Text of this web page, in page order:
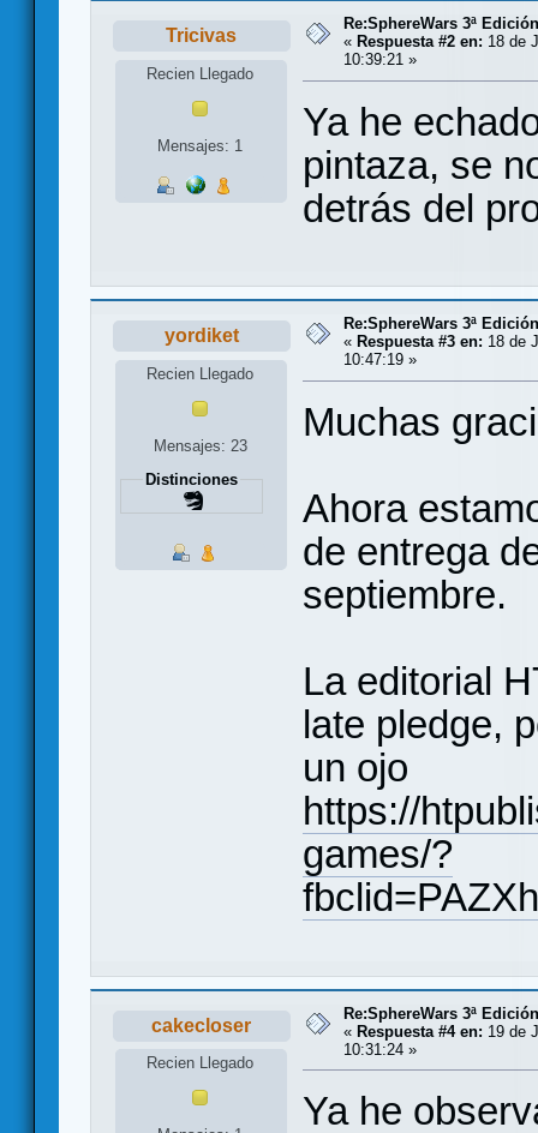
Tricivas
Recien Llegado
Mensajes: 1
Re:SphereWars 3ª
« Respuesta #2 en: 18 de
10:39:21 »
Ya he
pintaza, se
detrás del
yordiket
Recien Llegado
Mensajes: 23
Distinciones
Re:SphereWars 3ª
« Respuesta #3 en: 18 de
10:47:19 »
Muchas
Ahora
de entrega
septiembre.
La editorial
late pledge,
un ojo
https://
games/?
cakecloser
Recien Llegado
Re:SphereWars 3ª
« Respuesta #4 en: 19 de
10:31:24 »
Ya he